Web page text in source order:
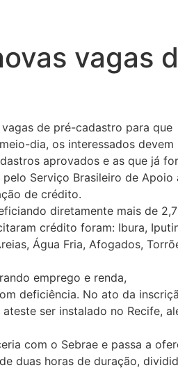
vagas
de pré-cadastro para que
dia, os interessados devem
aprovados e as que já
Serviço Brasileiro de Apoio
de crédito.
diretamente mais de
crédito foram: Ibura,
Água Fria, Afogados,
emprego e renda,
deficiência. No ato da
ser instalado no Recife,
com o Sebrae e passa a
duas horas de duração,